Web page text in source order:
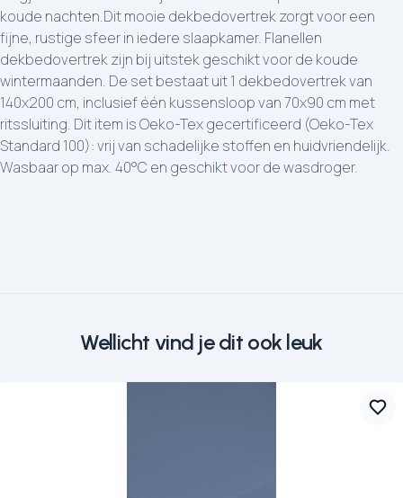
koude nachten.Dit mooie dekbedovertrek zorgt voor een
fijne, rustige sfeer in iedere slaapkamer. Flanellen
dekbedovertrek zijn bij uitstek geschikt voor de koude
wintermaanden. De set bestaat uit 1 dekbedovertrek van
140x200 cm, inclusief één kussensloop van 70x90 cm met
ritssluiting. Dit item is Oeko-Tex gecertificeerd (Oeko-Tex
Standard 100): vrij van schadelijke stoffen en huidvriendelijk.
Wasbaar op max. 40°C en geschikt voor de wasdroger.
Wellicht vind je dit ook leuk